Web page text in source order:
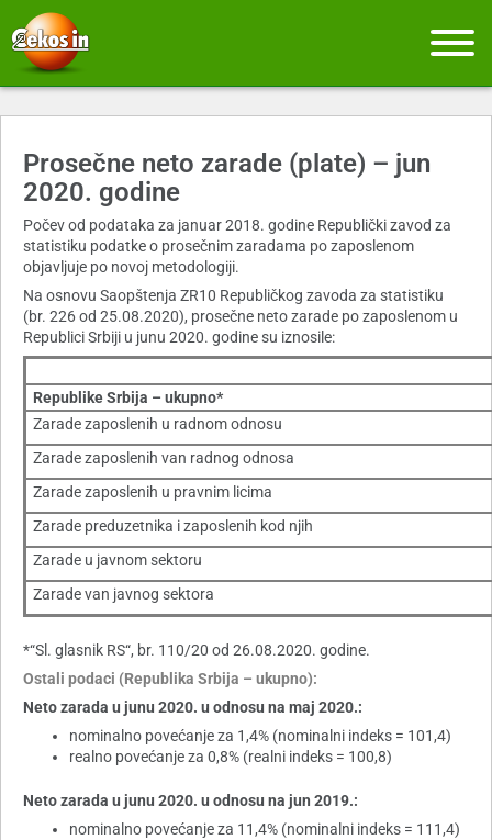
Prosečne neto zarade (plate) – jun
2020. godine
Počev od podataka za januar 2018. godine Republički zavod za
statistiku podatke o prosečnim zaradama po zaposlenom
objavljuje po novoj metodologiji.
Na osnovu Saopštenja ZR10 Republičkog zavoda za statistiku
(br. 226 od 25.08.2020), prosečne neto zarade po zaposlenom u
Republici Srbiji u junu 2020. godine su iznosile:
Republike Srbija – ukupno*
Zarade zaposlenih u radnom odnosu
Zarade zaposlenih van radnog odnosa
Zarade zaposlenih u pravnim licima
Zarade preduzetnika i zaposlenih kod njih
Zarade u javnom sektoru
Zarade van javnog sektora
*“Sl. glasnik RS“, br. 110/20 od 26.08.2020. godine.
Ostali podaci (Republika Srbija – ukupno):
Neto zarada u junu 2020. u odnosu na maj 2020.:
nominalno povećanje za 1,4% (nominalni indeks = 101,4)
realno povećanje za 0,8% (realni indeks = 100,8)
Neto zarada u junu 2020. u odnosu na jun 2019.:
nominalno povećanje za 11,4% (nominalni indeks = 111,4)